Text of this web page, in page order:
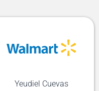
Yeudiel Cuevas